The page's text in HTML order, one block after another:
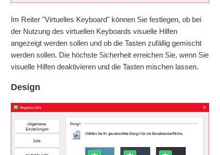
Im Reiter "Virtuelles Keyboard" können Sie festlegen, ob bei
der Nutzung des virtuellen Keyboards visuelle Hilfen
angezeigt werden sollen und ob die Tasten zufällig gemischt
werden sollen. Die höchste Sicherheit erreichen Sie, wenn Sie
visuelle Hilfen deaktivieren und die Tasten mischen lassen.
Design